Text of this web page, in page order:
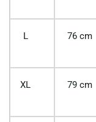
L 76 cm
XL 79 cm